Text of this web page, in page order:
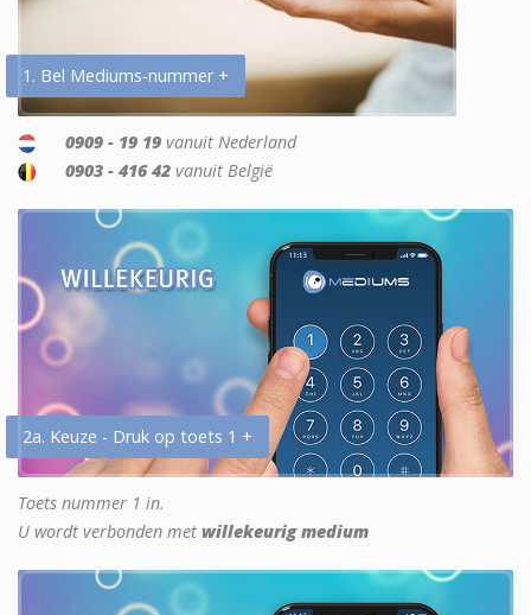
1. Bel Mediums-nummer +
0909 - 19 19 vanuit Nederland
0903 - 416 42 vanuit België
2a. Keuze - Druk op toets 1 +
Toets nummer 1 in.
U wordt verbonden met willekeurig medium